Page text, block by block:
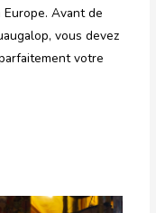
Avant de
vous devez
votre